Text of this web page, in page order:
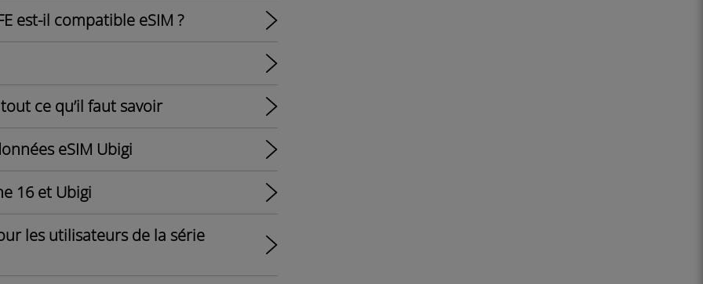
est-il compatible eSIM ?
ce qu’il faut savoir
eSIM Ubigi
16 et Ubigi
les utilisateurs de la série